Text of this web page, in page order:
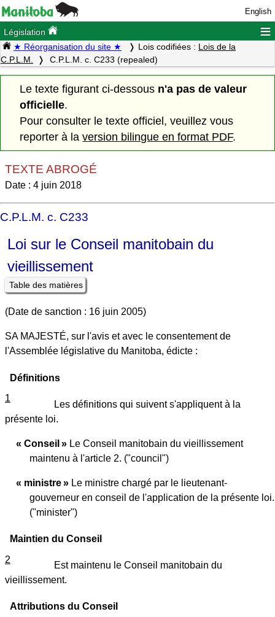
English
Législation ≡
★ Réorganisation du site ★ Lois codifiées : Lois de la
C.P.L.M.
C.P.L.M. c. C233 (repealed)
Le texte figurant ci-dessous n'a pas de valeur
officielle.
Pour consulter le texte officiel, veuillez vous
reporter à laversion bilingue en format PDF.
TEXTE ABROGÉ
Date : 4 juin 2018
C.P.L.M. c. C233
Loi sur le Conseil manitobain du
vieillissement
Table des matières
(Date de sanction : 16 juin 2005)
SA MAJESTÉ, sur l'avis et avec le consentement de
l'Assemblée législative du Manitoba, édicte :
Définitions
1
Les définitions qui suivent s'appliquent à la
présente loi.
« Conseil »Le Conseil manitobain du vieillissement
maintenu à l'article 2. ("council")
« ministre »Le ministre chargé par le lieutenant-
gouverneur en conseil de l'application de la présente loi.
("minister")
Maintien du Conseil
2
Est maintenu le Conseil manitobain du
vieillissement.
Attributions du Conseil